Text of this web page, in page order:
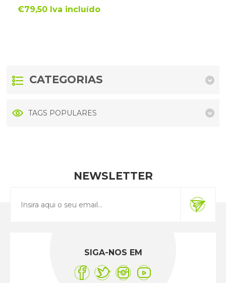
€79,50 Iva incluído
CATEGORIAS
TAGS POPULARES
NEWSLETTER
SIGA-NOS EM